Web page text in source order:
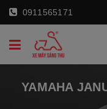
0911565171
YAMAHA